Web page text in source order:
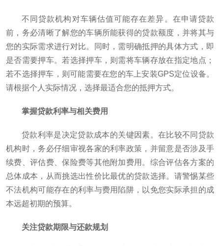
不同贷款机构对车辆估值可能存在差异。在申请贷款
前，务必清晰了解您的车辆所能获得的贷款额度，并将其与
您的实际需求进行对比。同时，需明确抵押的具体方式，即
是否需要押车。若选择押车，则需将车辆存放在指定地点；
若不选择押车，则可能需要在您的车上安装GPS定位设备。
请根据个人实际情况，选择最适合您的抵押方式。
掌握贷款利率与相关费用
贷款利率是决定贷款成本的关键因素。在比较不同贷款
机构时，务必仔细审视各家的利率政策，并留意是否涉及手
续费、评估费、保险费等其他附加费用。综合评估各方案的
总体成本，从而挑选出性价比最优的贷款选择。请警惕某些
不法机构可能存在的利率与费用陷阱，以免您实际承担的成
本远超初期的预算。
关注贷款期限与还款规划